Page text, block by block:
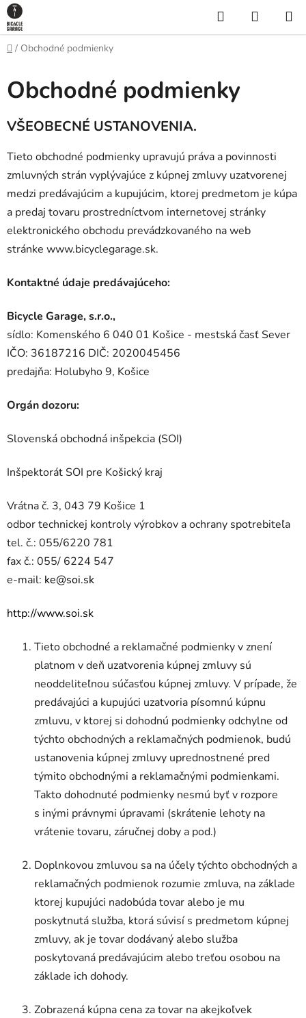
Prejsť
na
obsah
Hľadať
KOŠÍK
Domov
/ Obchodné podmienky
Obchodné podmienky
VŠEOBECNÉ USTANOVENIA.
Tieto obchodné podmienky upravujú práva a povinnosti
zmluvných strán vyplývajúce z kúpnej zmluvy uzatvorenej
medzi predávajúcim a kupujúcim, ktorej predmetom je kúpa
a predaj tovaru prostredníctvom internetovej stránky
elektronického obchodu prevádzkovaného na web
stránke www.bicyclegarage.sk.
Kontaktné údaje predávajúceho:
Bicycle Garage, s.r.o.,
sídlo: Komenského 6 040 01 Košice - mestská časť Sever
IČO: 36187216 DIČ: 2020045456
predajňa: Holubyho 9, Košice
Orgán dozoru:
Slovenská obchodná inšpekcia (SOI)
Inšpektorát SOI pre Košický kraj
Vrátna č. 3, 043 79 Košice 1
odbor technickej kontroly výrobkov a ochrany spotrebiteľa
tel. č.: 055/6220 781
fax č.: 055/ 6224 547
e-mail: ke@soi.sk
http://www.soi.sk
Tieto obchodné a reklamačné podmienky v znení
platnom v deň uzatvorenia kúpnej zmluvy sú
neoddeliteľnou súčasťou kúpnej zmluvy. V prípade, že
predávajúci a kupujúci uzatvoria písomnú kúpnu
zmluvu, v ktorej si dohodnú podmienky odchylne od
týchto obchodných a reklamačných podmienok, budú
ustanovenia kúpnej zmluvy uprednostnené pred
týmito obchodnými a reklamačnými podmienkami.
Takto dohodnuté podmienky nesmú byť v rozpore
s inými právnymi úpravami (skrátenie lehoty na
vrátenie tovaru, záručnej doby a pod.)
Doplnkovou zmluvou sa na účely týchto obchodných a
reklamačných podmienok rozumie zmluva, na základe
ktorej kupujúci nadobúda tovar alebo je mu
poskytnutá služba, ktorá súvisí s predmetom kúpnej
zmluvy, ak je tovar dodávaný alebo služba
poskytovaná predávajúcim alebo treťou osobou na
základe ich dohody.
Zobrazená kúpna cena za tovar na akejkoľvek